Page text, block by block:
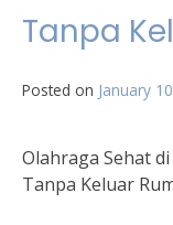
Tanpa
Posted on January
Olahraga Sehat
Tanpa Keluar